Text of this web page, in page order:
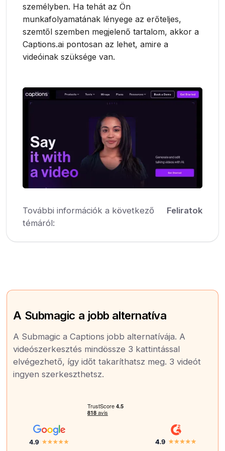
személyben. Ha tehát az Ön
munkafolyamatának lényege az erőteljes,
szemtől szemben megjelenő tartalom, akkor a
Captions.ai pontosan az lehet, amire a
videóinak szüksége van.
További információk a következő
témáról:
Feliratok
A Submagic a jobb alternatíva
A Submagic a Captions jobb alternatívája. A
videószerkesztés mindössze 3 kattintással
elvégezhető, így időt takaríthatsz meg. 3 videót
ingyen szerkeszthetsz.